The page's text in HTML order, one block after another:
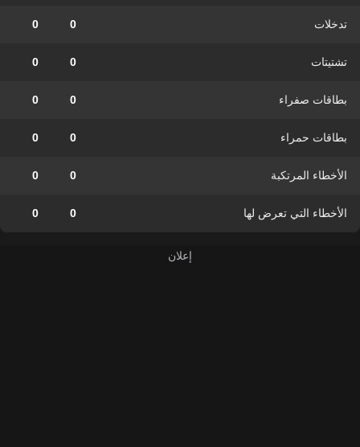
تدخلات 0
0
تشتيتات 0
0
بطاقات صفراء 0
0
بطاقات حمراء 0
0
الأخطاء المرتكبة 0
0
الأخطاء التي تعرض لها 0
0